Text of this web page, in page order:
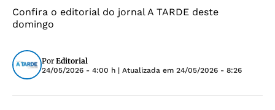
Confira o editorial do jornal A TARDE deste
domingo
Por Editorial
24/05/2026 - 4:00 h | Atualizada em 24/05/2026 - 8:26